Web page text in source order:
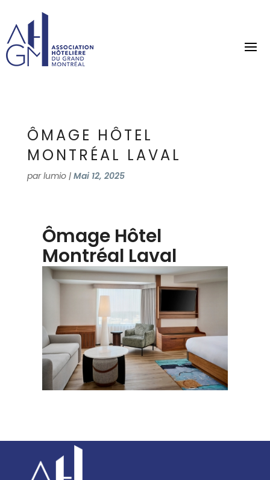
ÔMAGE HÔTEL
MONTRÉAL LAVAL
parlumio| Mai 12, 2025
Ômage Hôtel
Montréal Laval